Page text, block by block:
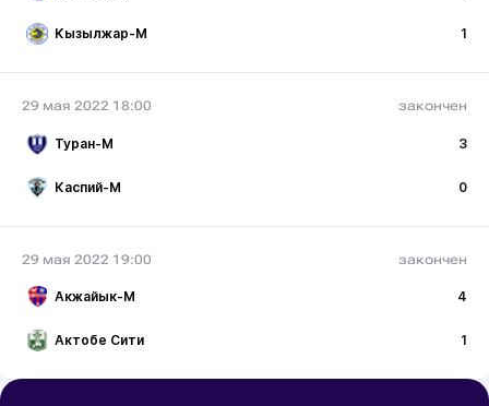
Кызылжар-М 1
29 мая 2022 18:00 закончен
Туран-М 3
Каспий-М 0
29 мая 2022 19:00 закончен
Акжайык-М 4
Актобе Сити 1